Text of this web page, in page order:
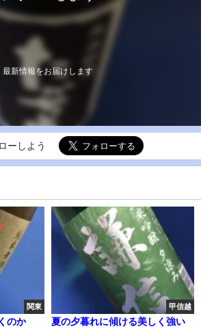
最新情報をお届けします
ーしよう
関東
のか
甲信越
夏の夕暮れに傾ける美しく強い